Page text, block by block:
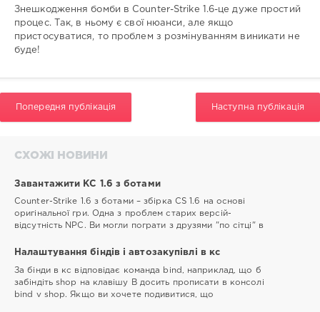
Знешкодження бомби в Counter-Strike 1.6-це дуже простий
процес. Так, в ньому є свої нюанси, але якщо
пристосуватися, то проблем з розмінуванням виникати не
буде!
Попередня публікація Наступна публікація
СХОЖІ НОВИНИ
Завантажити КС 1.6 з ботами
Counter-Strike 1.6 з ботами – збірка CS 1.6 на основі
оригінальної гри. Одна з проблем старих версій-
відсутність NPC. Ви могли пограти з друзями "по сітці" в
Налаштування біндів і автозакупівлі в кс
За бінди в кс відповідає команда bind, наприклад, що б
забіндіть shop на клавішу B досить прописати в консолі
bind v shop. Якщо ви хочете подивитися, що